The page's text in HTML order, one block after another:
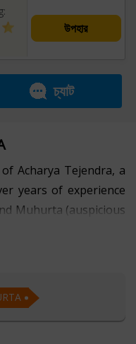
উপহার
চ্যাট
Acharya Tejendra, a
years of experience
Muhurta (auspicious
guidance rooted in